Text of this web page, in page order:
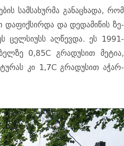
სამ­სა­ხურ­მა გა­ნა­ცხა­და, რომ
და­ფიქ­სირ­და და დე­და­მი­წის ზე­
ცელ­სი­უსს აღ­წევ­და. ეს 1991-
0,85C გრა­დუ­სით მე­ტია,
კი 1,7C გრა­დუ­სით აჭარ­